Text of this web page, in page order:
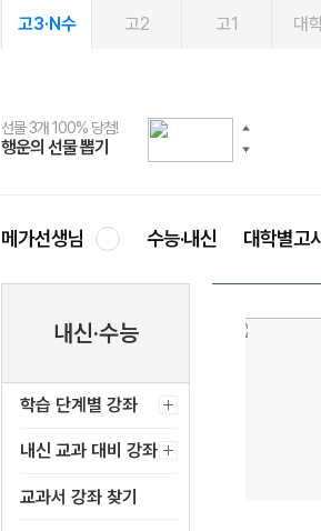
고3·N수 고2 고1 대
선물 3개 100% 당첨!
행운의 선물 뽑기
선물 100% 증정!
메가스터디 X 올리브
여름방학 스터디 캐시백
메가런 썸머스쿨
2027 러셀 단과
강사 공개선발
스마트러닝앱
설문 EVENT
메가패스
3일 무료 체험권
메가패스 수강생 무료혜택!
메가클럽 멤버십
사회공헌 캠페인
희망이룸 메가나눔
메가선생님 수능·내신 대학별고
내신·수능
학습 단계별 강좌
내신 교과 대비 강좌
교과서 강좌 찾기